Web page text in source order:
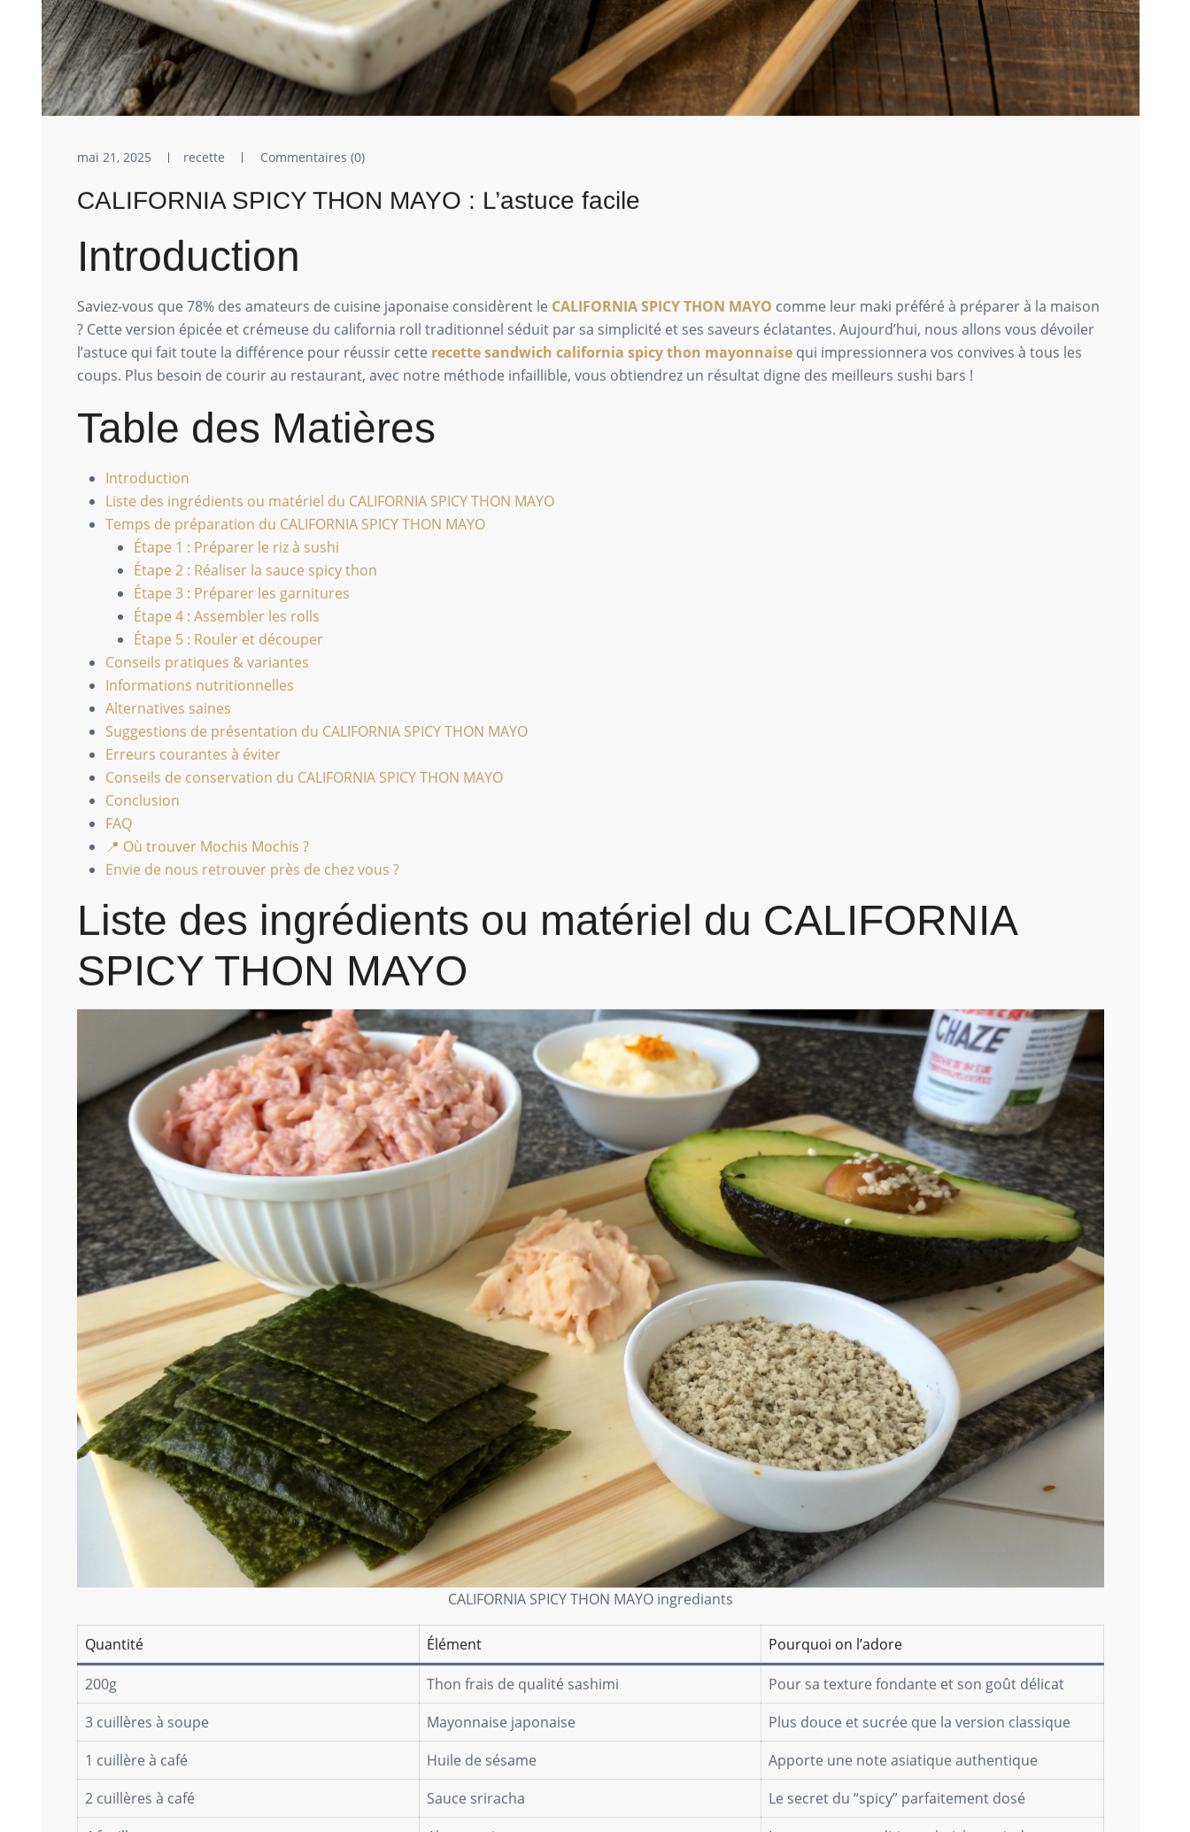
mai 21, 2025 recette Commentaires (0)
CALIFORNIA SPICY THON MAYO : L’astuce facile
Introduction
Saviez-vous que 78% des amateurs de cuisine japonaise considèrent le CALIFORNIA SPICY THON MAYO comme leur maki préféré à préparer à la maison
? Cette version épicée et crémeuse du california roll traditionnel séduit par sa simplicité et ses saveurs éclatantes. Aujourd’hui, nous allons vous dévoiler
l’astuce qui fait toute la différence pour réussir cette recette sandwich california spicy thon mayonnaise qui impressionnera vos convives à tous les
coups. Plus besoin de courir au restaurant, avec notre méthode infaillible, vous obtiendrez un résultat digne des meilleurs sushi bars !
Table des Matières
Introduction
Liste des ingrédients ou matériel du CALIFORNIA SPICY THON MAYO
Temps de préparation du CALIFORNIA SPICY THON MAYO
Étape 1 : Préparer le riz à sushi
Étape 2 : Réaliser la sauce spicy thon
Étape 3 : Préparer les garnitures
Étape 4 : Assembler les rolls
Étape 5 : Rouler et découper
Conseils pratiques & variantes
Informations nutritionnelles
Alternatives saines
Suggestions de présentation du CALIFORNIA SPICY THON MAYO
Erreurs courantes à éviter
Conseils de conservation du CALIFORNIA SPICY THON MAYO
Conclusion
FAQ
📍 Où trouver Mochis Mochis ?
Envie de nous retrouver près de chez vous ?
Liste des ingrédients ou matériel du CALIFORNIA
SPICY THON MAYO
CALIFORNIA SPICY THON MAYO ingrediants
Quantité Élément Pourquoi on l’adore
200g Thon frais de qualité sashimi
Pour sa texture fondante et son goût délicat
3 cuillères à soupe
Mayonnaise japonaise
Plus douce et sucrée que la version classique
1 cuillère à café
Huile de sésame
Apporte une note asiatique authentique
2 cuillères à café
Sauce sriracha
Le secret du “spicy” parfaitement dosé